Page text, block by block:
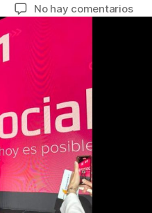
ail er
e
st
m
No hay comentariosen